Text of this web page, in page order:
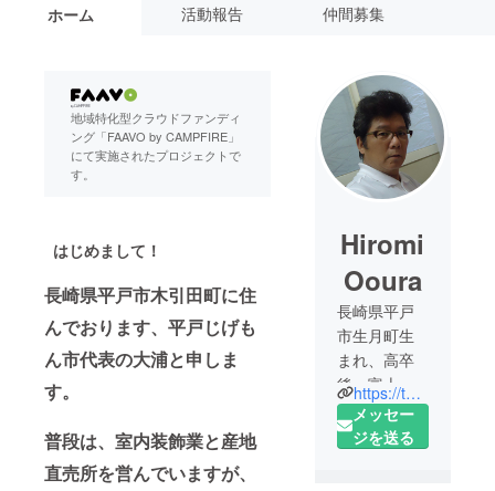
ホーム 活動報告 仲間募集
地域特化型クラウドファンディ
ング「FAAVO by CAMPFIRE」
にて実施されたプロジェクトで
す。
はじめまして！
長崎県平戸市木引田町に住
んでおります、平戸じげも
ん市代表の大浦と申しま
す。
普段は、室内装飾業と産地
直売所を営んでいますが、
Hiromi
Ooura
長崎県平戸
市生月町生
まれ、高卒
後、富士厨
房株式会社
入社
https://twitter.com/hiradojigemonic
メッセー
ジを送る